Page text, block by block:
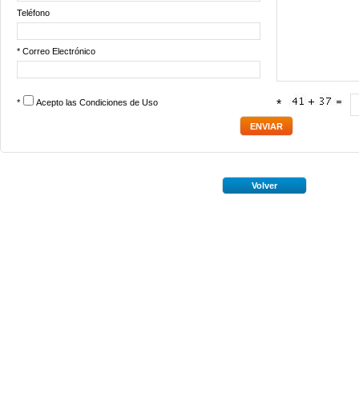
Teléfono
* Correo Electrónico
* Acepto las Condiciones de Uso *
Volver